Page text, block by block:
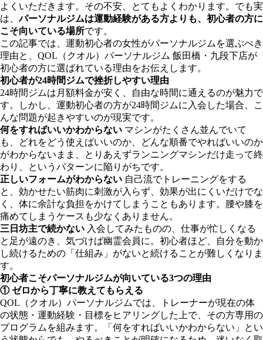
よくいただきます。その不安、とてもよくわかります。でも実
は、パーソナルジムは運動経験がある方よりも、初心者の方に
こそ向いている場所です。
この記事では、運動初心者の女性がパーソナルジムを選ぶべき
理由と、QOL（クオル）パーソナルジム 飯田橋・九段下店が
初心者の方に選ばれている理由をお伝えします。
初心者が24時間ジムで挫折しやすい理由
24時間ジムは月額料金が安く、自由な時間に通えるのが魅力で
す。しかし、運動初心者の方が24時間ジムに入会した場合、こ
んな問題が起きやすいのが現実です。
何をすればいいかわからない マシンがたくさん並んでいて
も、どれをどう使えばいいのか、どんな順番でやればいいのか
がわからないまま、とりあえずランニングマシンだけ走って終
わり、というパターンに陥りがちです。
正しいフォームがわからない 自己流でトレーニングをする
と、効かせたい筋肉に刺激が入らず、効果が出にくいだけでな
く、体に余計な負担をかけてしまうこともあります。腰や膝を
痛めてしまうケースも少なくありません。
三日坊主で続かない 入会してみたものの、仕事が忙しくなる
と足が遠のき、気づけば幽霊会員に。初心者ほど、自分を動か
し続けるための「仕組み」がないと続けることが難しくなりま
す。
初心者こそパーソナルジムが向いている3つの理由
① ゼロから丁寧に教えてもらえる
QOL（クオル）パーソナルジムでは、トレーナーが現在の体
の状態・運動経験・目標をヒアリングした上で、その方専用の
プログラムを組みます。「何をすればいいかわからない」とい